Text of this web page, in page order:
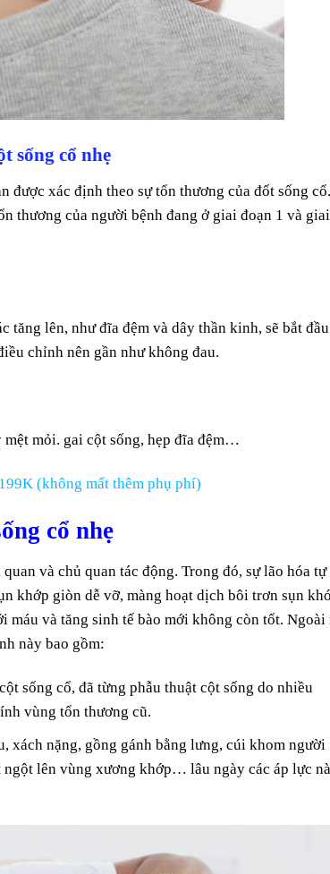
sống cổ nhẹ
được xác định theo sự tổn thương của đốt sống cổ.
thương của người bệnh đang ở giai đoạn 1 và giai
lên, như đĩa đệm và dây thần kinh, sẽ bắt đầu
chỉnh nên gần như không đau.
mệt mỏi. gai cột sống, hẹp đĩa đệm…
(không mất thêm phụ phí)
cổ nhẹ
và chủ quan tác động. Trong đó, sự lão hóa tự
khớp giòn dễ vỡ, màng hoạt dịch bôi trơn sụn
và tăng sinh tế bào mới không còn tốt. Ngoài
này bao gồm:
sống cổ, đã từng phẫu thuật cột sống do nhiều
vùng tổn thương cũ.
xách nặng, gồng gánh bằng lưng, cúi khom người
lên vùng xương khớp… lâu ngày các áp lực